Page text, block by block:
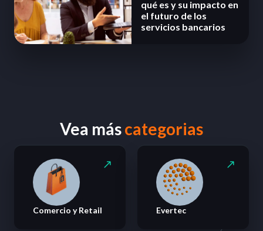
qué es y su impacto en
el futuro de los
servicios bancarios
Vea máscategorias
Comercio y Retail Evertec